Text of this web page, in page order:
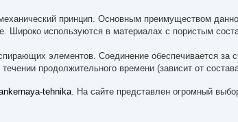
принцип. Основным преимуществом
используются в материалах с пористым
элементов. Соединение обеспечивается за
продолжительного времени (зависит от
tehnika. На сайте представлен огромный